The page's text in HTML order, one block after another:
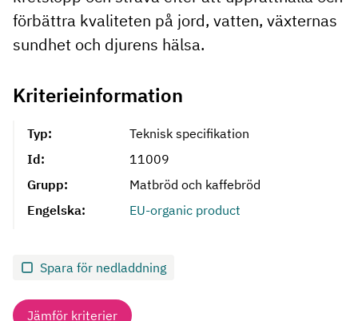
förbättra kvaliteten på jord, vatten, växternas
sundhet och djurens hälsa.
Kriterieinformation
Typ:
Teknisk specifikation
Id:
11009
Grupp:
Matbröd och kaffebröd
Engelska:
EU-organic product
Spara för nedladdning
Jämför kriterier